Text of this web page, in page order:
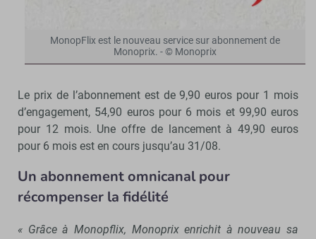
MonopFlix est le nouveau service sur abonnement de
Monoprix. - © Monoprix
Le prix de l’abonnement est de 9,90 euros pour 1 mois
d’engagement, 54,90 euros pour 6 mois et 99,90 euros
pour 12 mois. Une offre de lancement à 49,90 euros
pour 6 mois est en cours jusqu’au 31/08.
Un abonnement omnicanal pour
récompenser la fidélité
« Grâce à Monopflix, Monoprix enrichit à nouveau sa